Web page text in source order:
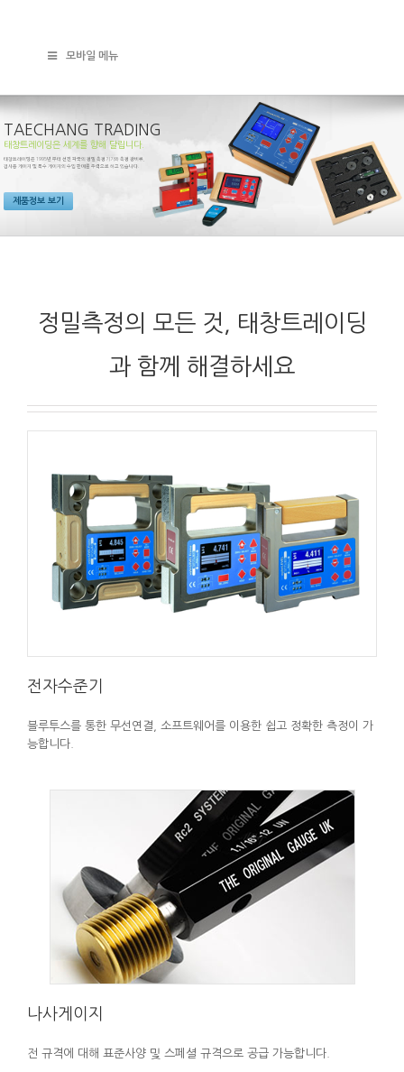
모바일 메뉴
TAECHANG TRADING
태창트레이딩은 세계를 향해 달립니다.
태창트레이딩은 1995년 부터 선진 각국의 정밀 측정기기와 측정 장비류,
검사용 게이지 및 특수 게이지의 수입 판매를 주력으로 하고 있습니다.
제품정보 보기
정밀측정의 모든 것, 태창트레이딩
과 함께 해결하세요
전자수준기
블루투스를 통한 무선연결, 소프트웨어를 이용한 쉽고 정확한 측정이 가
능합니다.
나사게이지
전 규격에 대해 표준사양 및 스페셜 규격으로 공급 가능합니다.